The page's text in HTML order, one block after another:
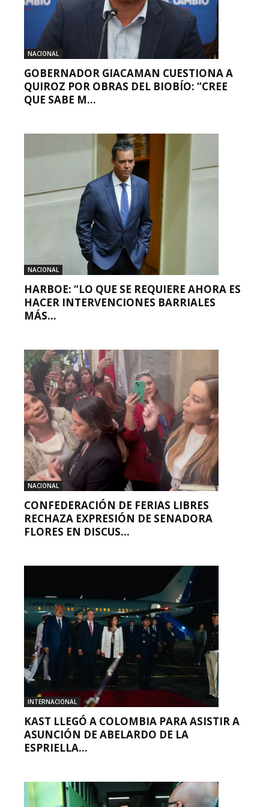
NACIONAL
GOBERNADOR GIACAMAN CUESTIONA A
QUIROZ POR OBRAS DEL BIOBÍO: “CREE
QUE SABE M...
NACIONAL
HARBOE: “LO QUE SE REQUIERE AHORA ES
HACER INTERVENCIONES BARRIALES
MÁS...
NACIONAL
CONFEDERACIÓN DE FERIAS LIBRES
RECHAZA EXPRESIÓN DE SENADORA
FLORES EN DISCUS...
INTERNACIONAL
KAST LLEGÓ A COLOMBIA PARA ASISTIR A
ASUNCIÓN DE ABELARDO DE LA
ESPRIELLA...